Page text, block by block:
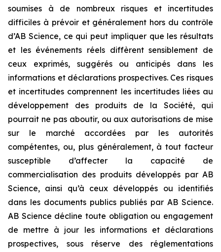
soumises à de nombreux risques et incertitudes
difficiles à prévoir et généralement hors du contrôle
d’AB Science, ce qui peut impliquer que les résultats
et les événements réels diffèrent sensiblement de
ceux exprimés, suggérés ou anticipés dans les
informations et déclarations prospectives. Ces risques
et incertitudes comprennent les incertitudes liées au
développement des produits de la Société, qui
pourrait ne pas aboutir, ou aux autorisations de mise
sur le marché accordées par les autorités
compétentes, ou, plus généralement, à tout facteur
susceptible d’affecter la capacité de
commercialisation des produits développés par AB
Science, ainsi qu’à ceux développés ou identifiés
dans les documents publics publiés par AB Science.
AB Science décline toute obligation ou engagement
de mettre à jour les informations et déclarations
prospectives, sous réserve des réglementations